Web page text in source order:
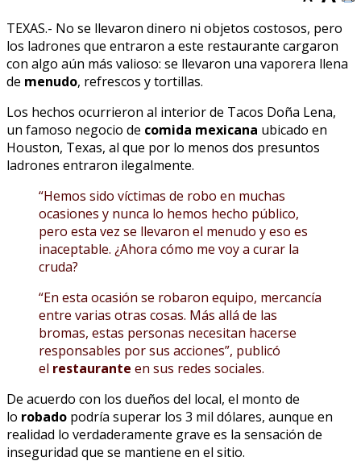
TEXAS.- No se llevaron dinero ni objetos costosos, pero
los ladrones que entraron a este restaurante cargaron
con algo aún más valioso: se llevaron una vaporera llena
de menudo, refrescos y tortillas.
Los hechos ocurrieron al interior de Tacos Doña Lena,
un famoso negocio de comida mexicana ubicado en
Houston, Texas, al que por lo menos dos presuntos
ladrones entraron ilegalmente.
“Hemos sido víctimas de robo en muchas
ocasiones y nunca lo hemos hecho público,
pero esta vez se llevaron el menudo y eso es
inaceptable. ¿Ahora cómo me voy a curar la
cruda?
“En esta ocasión se robaron equipo, mercancía
entre varias otras cosas. Más allá de las
bromas, estas personas necesitan hacerse
responsables por sus acciones”, publicó
el restaurante en sus redes sociales.
De acuerdo con los dueños del local, el monto de
lo robado podría superar los 3 mil dólares, aunque en
realidad lo verdaderamente grave es la sensación de
inseguridad que se mantiene en el sitio.